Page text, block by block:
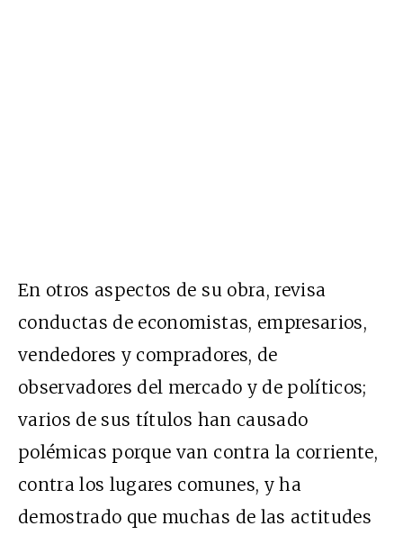
En otros aspectos de su obra, revisa
conductas de economistas, empresarios,
vendedores y compradores, de
observadores del mercado y de políticos;
varios de sus títulos han causado
polémicas porque van contra la corriente,
contra los lugares comunes, y ha
demostrado que muchas de las actitudes